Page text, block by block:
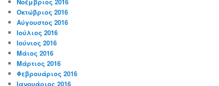
Οκτώβριος 2016
Αύγουστος 2016
Ιούλιος 2016
Ιούνιος 2016
Μάιος 2016
Μάρτιος 2016
Φεβρουάριος 2016
Ιανουάριος 2016